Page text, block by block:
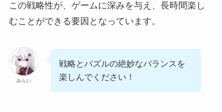
この戦略性が、ゲームに深みを与え、長時間楽し
むことができる要因となっています。
みらい
戦略とパズルの絶妙なバランスを
楽しんでください！